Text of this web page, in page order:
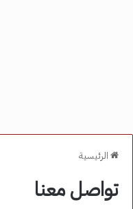
الرئيسية
تواصل معنا